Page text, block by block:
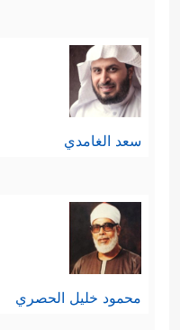
سعد الغامدي
محمود خليل الحصري